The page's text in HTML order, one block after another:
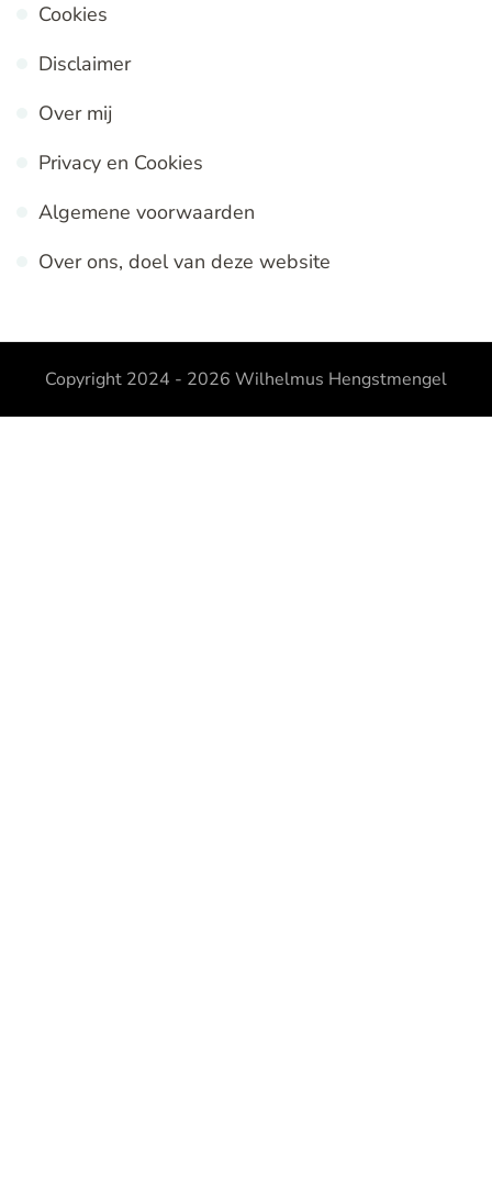
Cookies
Disclaimer
Over mij
Privacy en Cookies
Algemene voorwaarden
Over ons, doel van deze website
Copyright 2024 - 2026 Wilhelmus Hengstmengel